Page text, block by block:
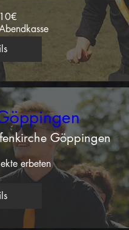
Göppingen
erbeten